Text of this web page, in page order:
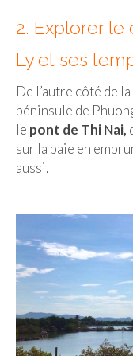
Portugal
GUIDES FOOD
– Munich
BOLIVIE
– Sucre
CHILI
2. Explorer
Ly et ses
De l’autre côté de
péninsule de
le pont de Thi Nai,
sur la baie en
aussi.